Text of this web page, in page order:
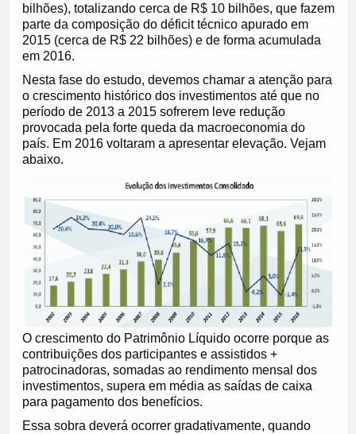
bilhões), totalizando cerca de R$ 10 bilhões, que fazem
parte da composição do déficit técnico apurado em
2015 (cerca de R$ 22 bilhões) e de forma acumulada
em 2016.
Nesta fase do estudo, devemos chamar a atenção para
o crescimento histórico dos investimentos até que no
período de 2013 a 2015 sofrerem leve redução
provocada pela forte queda da macroeconomia do
país. Em 2016 voltaram a apresentar elevação. Vejam
abaixo.
O crescimento do Patrimônio Líquido ocorre porque as
contribuições dos participantes e assistidos +
patrocinadoras, somadas ao rendimento mensal dos
investimentos, supera em média as saídas de caixa
para pagamento dos benefícios.
Essa sobra deverá ocorrer gradativamente, quando